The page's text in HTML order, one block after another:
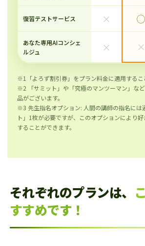
復習テストサービス × ◯
あなた専用AIコンシェ
ルジュ
× ×
※1「よろず割引券」をプラン料金に適用するこ
※2 「サミット」や「究極のマンツーマン」な
品がございます。
※3 先生指名オプション: 人間の講師の指名には
ト」1枚が必要ですが、このオプションにより
することができます。
それぞれのプランは、
すすめです！